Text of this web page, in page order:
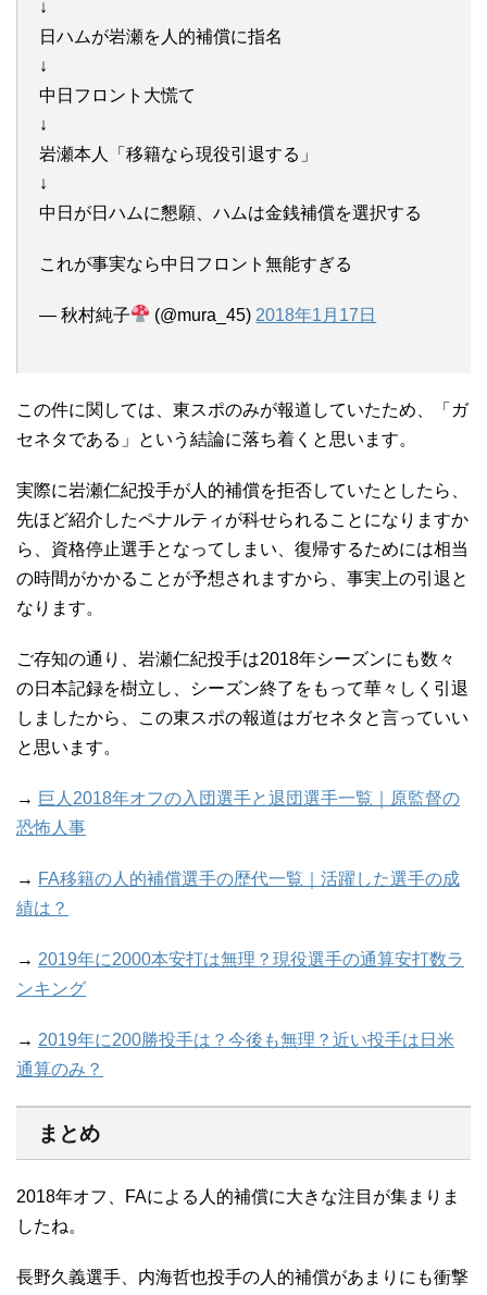
↓
日ハムが岩瀬を人的補償に指名
↓
中日フロント大慌て
↓
岩瀬本人「移籍なら現役引退する」
↓
中日が日ハムに懇願、ハムは金銭補償を選択する
これが事実なら中日フロント無能すぎる
— 秋村純子 (@mura_45) 2018年1月17日
この件に関しては、東スポのみが報道していたため、「ガ
セネタである」という結論に落ち着くと思います。
実際に岩瀬仁紀投手が人的補償を拒否していたとしたら、
先ほど紹介したペナルティが科せられることになりますか
ら、資格停止選手となってしまい、復帰するためには相当
の時間がかかることが予想されますから、事実上の引退と
なります。
ご存知の通り、岩瀬仁紀投手は2018年シーズンにも数々
の日本記録を樹立し、シーズン終了をもって華々しく引退
しましたから、この東スポの報道はガセネタと言っていい
と思います。
→ 巨人2018年オフの入団選手と退団選手一覧｜原監督の
恐怖人事
→ FA移籍の人的補償選手の歴代一覧｜活躍した選手の成
績は？
→ 2019年に2000本安打は無理？現役選手の通算安打数ラ
ンキング
→ 2019年に200勝投手は？今後も無理？近い投手は日米
通算のみ？
まとめ
2018年オフ、FAによる人的補償に大きな注目が集まりま
したね。
長野久義選手、内海哲也投手の人的補償があまりにも衝撃